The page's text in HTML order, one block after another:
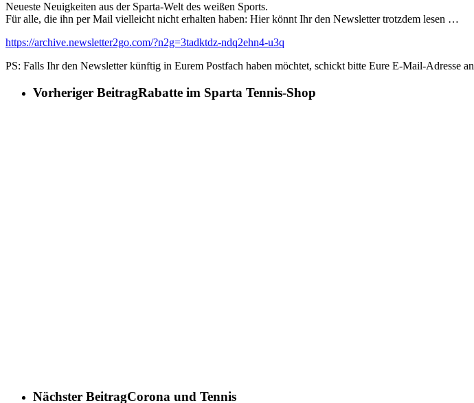
Neueste Neuigkeiten aus der Sparta-Welt des weißen Sports.
Für alle, die ihn per Mail vielleicht nicht erhalten haben: Hier könnt Ihr den Newsletter trotzdem lesen …
https://archive.newsletter2go.com/?n2g=3tadktdz-ndq2ehn4-u3q
PS: Falls Ihr den Newsletter künftig in Eurem Postfach haben möchtet, schickt bitte Eure E-Mail-Adresse an
Vorheriger BeitragRabatte im Sparta Tennis-Shop
Nächster BeitragCorona und Tennis